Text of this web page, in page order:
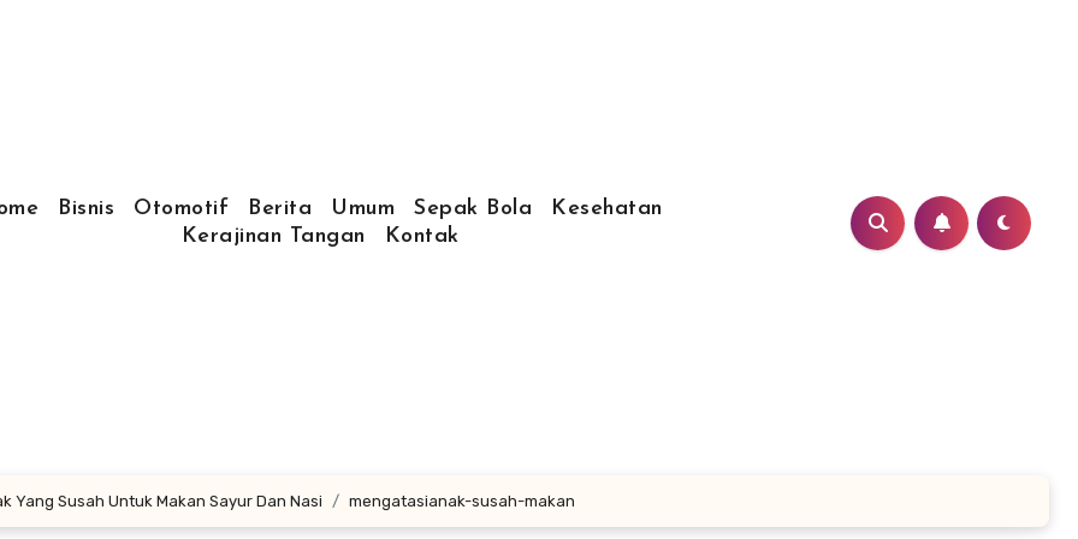
Bisnis Otomotif Berita Umum Sepak Bola
Kesehatan
Kerajinan Tangan
Kontak
Yang Susah Untuk Makan Sayur Dan Nasi mengatasianak-susah-makan